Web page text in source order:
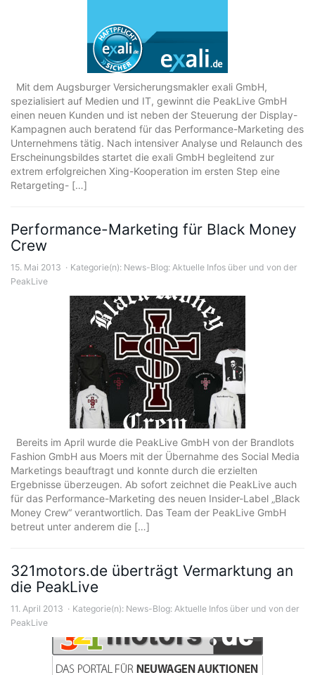
Mit dem Augsburger Versicherungsmakler exali GmbH,
spezialisiert auf Medien und IT, gewinnt die PeakLive GmbH
einen neuen Kunden und ist neben der Steuerung der Display-
Kampagnen auch beratend für das Performance-Marketing des
Unternehmens tätig. Nach intensiver Analyse und Relaunch des
Erscheinungsbildes startet die exali GmbH begleitend zur
extrem erfolgreichen Xing-Kooperation im ersten Step eine
Retargeting- […]
Performance-Marketing für Black Money
Crew
15. Mai 2013 Kategorie(n): News-Blog: Aktuelle Infos über und von der
PeakLive
Bereits im April wurde die PeakLive GmbH von der Brandlots
Fashion GmbH aus Moers mit der Übernahme des Social Media
Marketings beauftragt und konnte durch die erzielten
Ergebnisse überzeugen. Ab sofort zeichnet die PeakLive auch
für das Performance-Marketing des neuen Insider-Label „Black
Money Crew“ verantwortlich. Das Team der PeakLive GmbH
betreut unter anderem die […]
321motors.de überträgt Vermarktung an
die PeakLive
11. April 2013 Kategorie(n): News-Blog: Aktuelle Infos über und von der
PeakLive